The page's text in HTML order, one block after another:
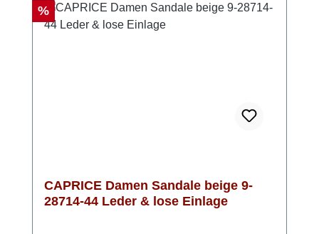
Rabatt
%
CAPRICE Damen Sandale beige 9-
28714-44 Leder & lose Einlage